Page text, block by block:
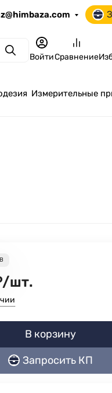
ПоискВойтиСравнение
Измерительные
/шт.
В корзину
Запросить КП